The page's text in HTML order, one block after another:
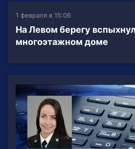
1 февраля в 15:06
На Левом берегу
многоэтажном доме